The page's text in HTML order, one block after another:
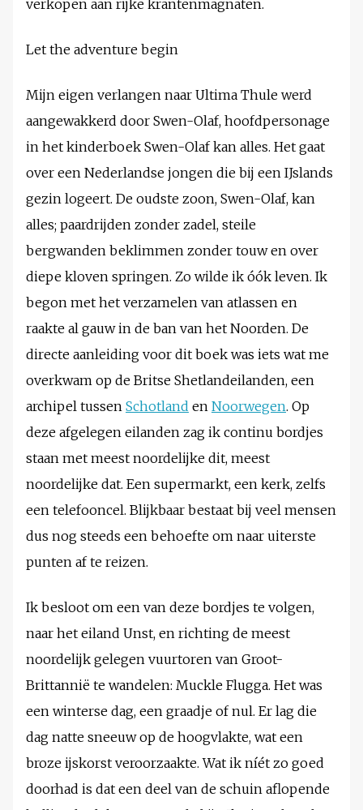
verkopen aan rijke krantenmagnaten.
Let the adventure begin
Mijn eigen verlangen naar Ultima Thule werd
aangewakkerd door Swen-Olaf, hoofdpersonage
in het kinderboek Swen-Olaf kan alles. Het gaat
over een Nederlandse jongen die bij een IJslands
gezin logeert. De oudste zoon, Swen-Olaf, kan
alles; paardrijden zonder zadel, steile
bergwanden beklimmen zonder touw en over
diepe kloven springen. Zo wilde ik óók leven. Ik
begon met het verzamelen van atlassen en
raakte al gauw in de ban van het Noorden. De
directe aanleiding voor dit boek was iets wat me
overkwam op de Britse Shetlandeilanden, een
archipel tussen Schotland en Noorwegen. Op
deze afgelegen eilanden zag ik continu bordjes
staan met meest noordelijke dit, meest
noordelijke dat. Een supermarkt, een kerk, zelfs
een telefooncel. Blijkbaar bestaat bij veel mensen
dus nog steeds een behoefte om naar uiterste
punten af te reizen.
Ik besloot om een van deze bordjes te volgen,
naar het eiland Unst, en richting de meest
noordelijk gelegen vuurtoren van Groot-
Brittannië te wandelen: Muckle Flugga. Het was
een winterse dag, een graadje of nul. Er lag die
dag natte sneeuw op de hoogvlakte, wat een
broze ijskorst veroorzaakte. Wat ik níét zo goed
doorhad is dat een deel van de schuin aflopende